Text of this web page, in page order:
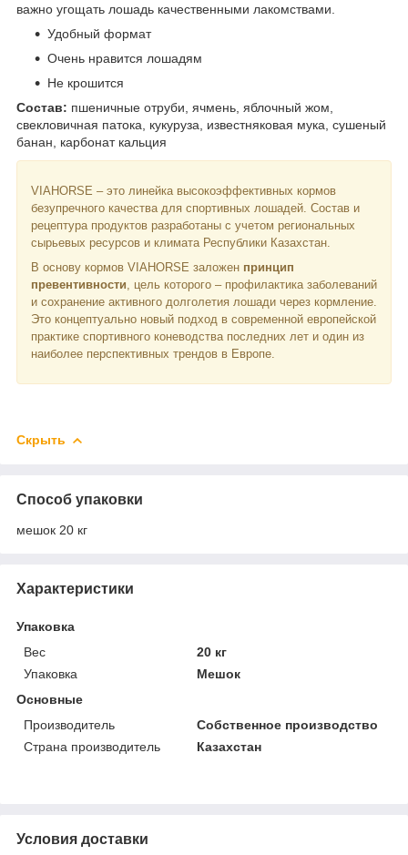
важно угощать лошадь качественными лакомствами.
Удобный формат
Очень нравится лошадям
Не крошится
Состав: пшеничные отруби, ячмень, яблочный жом,
свекловичная патока, кукуруза, известняковая мука, сушеный
банан, карбонат кальция
VIAHORSE – это линейка высокоэффективных кормов
безупречного качества для спортивных лошадей. Состав и
рецептура продуктов разработаны с учетом региональных
сырьевых ресурсов и климата Республики Казахстан.
В основу кормов VIAHORSE заложен принцип
превентивности , цель которого – профилактика заболеваний
и сохранение активного долголетия лошади через кормление.
Это концептуально новый подход в современной европейской
практике спортивного коневодства последних лет и один из
наиболее перспективных трендов в Европе.
Скрыть
Способ упаковки
мешок 20 кг
Характеристики
Упаковка
Вес
20 кг
Упаковка
Мешок
Основные
Производитель
Собственное производство
Страна производитель
Казахстан
Условия доставки